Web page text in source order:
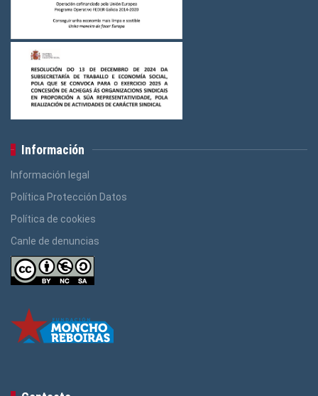
Información
Información legal
Política Protección Datos
Política de cookies
Canle de denuncias